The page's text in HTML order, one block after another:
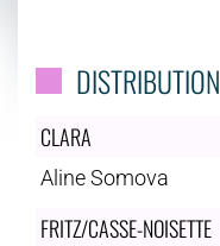
DISTRIBUTION
CLARA
Aline Somova
FRITZ/CASSE-NOISETTE